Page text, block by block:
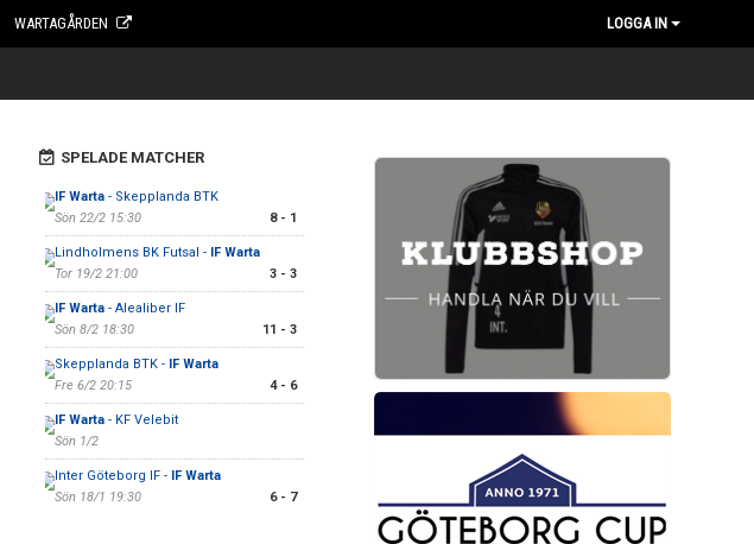
WARTAGÅRDEN LOGGA IN
SPELADE MATCHER
IF Warta- Skepplanda BTK
Sön 22/2 15:30
8 - 1
Lindholmens BK Futsal - IF Warta
Tor 19/2 21:00
3 - 3
IF Warta- Alealiber IF
Sön 8/2 18:30
11 - 3
Skepplanda BTK - IF Warta
Fre 6/2 20:15
4 - 6
IF Warta- KF Velebit
Sön 1/2
Inter Göteborg IF - IF Warta
Sön 18/1 19:30
6 - 7